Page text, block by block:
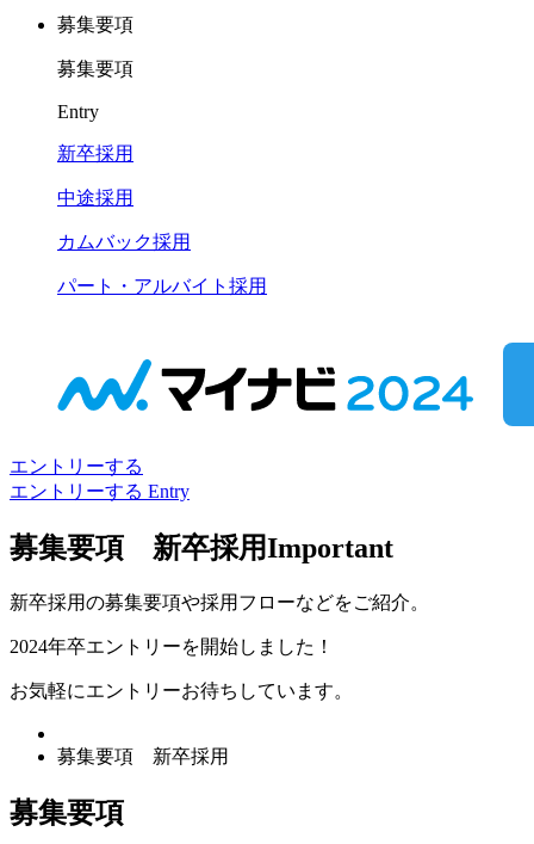
募集要項
募集要項
Entry
新卒採用
中途採用
カムバック採用
パート・アルバイト採用
エントリーする
エントリーする Entry
募集要項 新卒採用Important
新卒採用の募集要項や採用フローなどをご紹介。
2024年卒エントリーを開始しました！
お気軽にエントリーお待ちしています。
募集要項 新卒採用
募集要項